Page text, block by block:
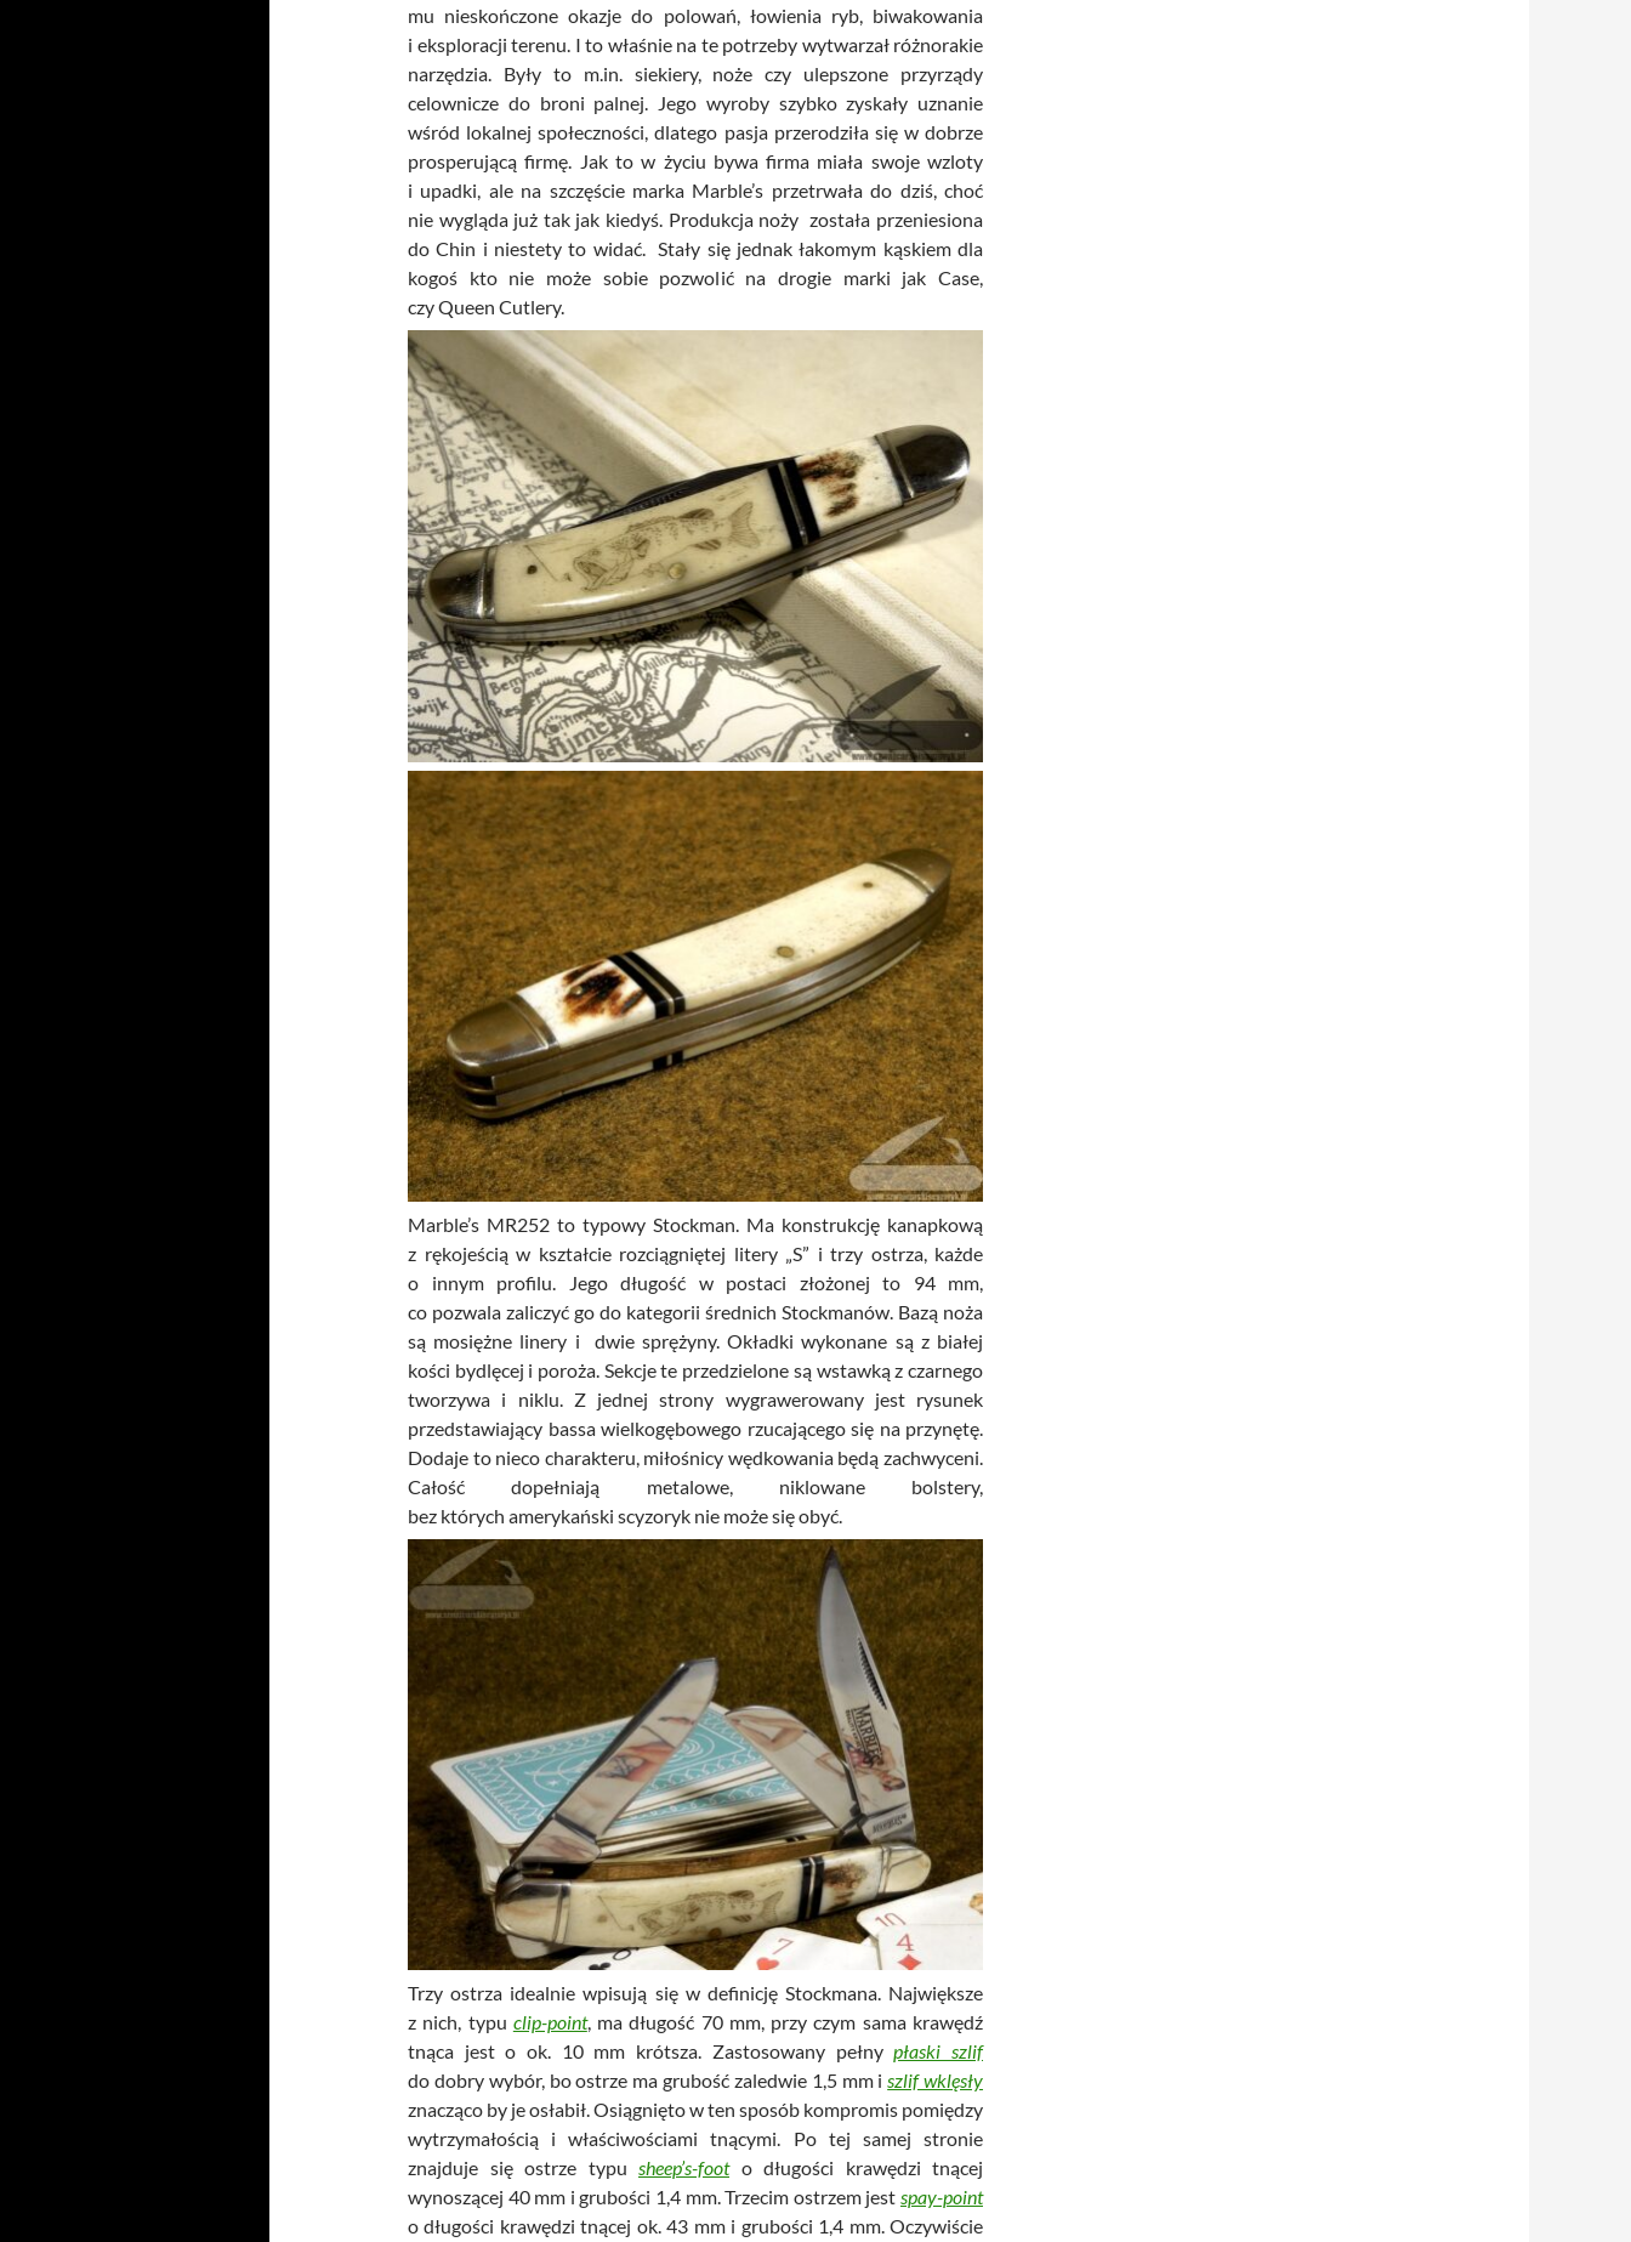
mu nieskończone okazje do polowań, łowienia ryb, biwakowania
i eksploracji terenu. I to właśnie na te potrzeby wytwarzał różnorakie
narzędzia. Były to m.in. siekiery, noże czy ulepszone przyrządy
celownicze do broni palnej. Jego wyroby szybko zyskały uznanie
wśród lokalnej społeczności, dlatego pasja przerodziła się w dobrze
prosperującą firmę. Jak to w życiu bywa firma miała swoje wzloty
i upadki, ale na szczęście marka Marble’s przetrwała do dziś, choć
nie wygląda już tak jak kiedyś. Produkcja noży została przeniesiona
do Chin i niestety to widać. Stały się jednak łakomym kąskiem dla
kogoś kto nie może sobie pozwolić na drogie marki jak Case,
czy Queen Cutlery.
Marble’s MR252 to typowy Stockman. Ma konstrukcję kanapkową
z rękojeścią w kształcie rozciągniętej litery „S” i trzy ostrza, każde
o innym profilu. Jego długość w postaci złożonej to 94 mm,
co pozwala zaliczyć go do kategorii średnich Stockmanów. Bazą noża
są mosiężne linery i dwie sprężyny. Okładki wykonane są z białej
kości bydlęcej i poroża. Sekcje te przedzielone są wstawką z czarnego
tworzywa i niklu. Z jednej strony wygrawerowany jest rysunek
przedstawiający bassa wielkogębowego rzucającego się na przynętę.
Dodaje to nieco charakteru, miłośnicy wędkowania będą zachwyceni.
Całość dopełniają metalowe, niklowane bolstery,
bez których amerykański scyzoryk nie może się obyć.
Trzy ostrza idealnie wpisują się w definicję Stockmana. Największe
z nich, typu clip-point, ma długość 70 mm, przy czym sama krawędź
tnąca jest o ok. 10 mm krótsza. Zastosowany pełnypłaski szlif
do dobry wybór, bo ostrze ma grubość zaledwie 1,5 mm iszlif wklęsły
znacząco by je osłabił. Osiągnięto w ten sposób kompromis pomiędzy
wytrzymałością i właściwościami tnącymi. Po tej samej stronie
znajduje się ostrze typu sheep’s-footo długości krawędzi tnącej
wynoszącej 40 mm i grubości 1,4 mm. Trzecim ostrzem jest spay-point
o długości krawędzi tnącej ok. 43 mm i grubości 1,4 mm. Oczywiście